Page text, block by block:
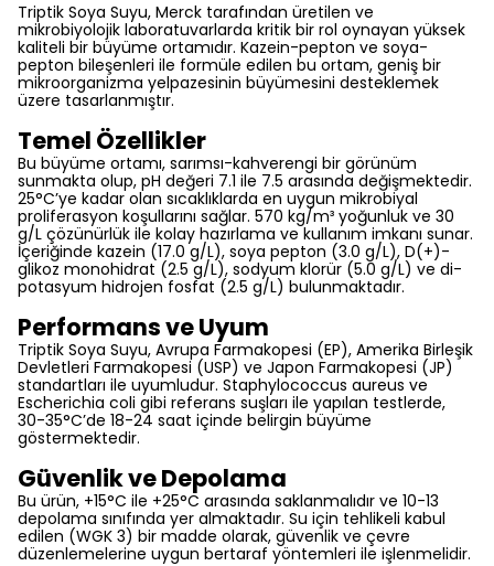
Triptik Soya Suyu, Merck tarafından üretilen ve
mikrobiyolojik laboratuvarlarda kritik bir rol oynayan yüksek
kaliteli bir büyüme ortamıdır. Kazein-pepton ve soya-
pepton bileşenleri ile formüle edilen bu ortam, geniş bir
mikroorganizma yelpazesinin büyümesini desteklemek
üzere tasarlanmıştır.
Temel Özellikler
Bu büyüme ortamı, sarımsı-kahverengi bir görünüm
sunmakta olup, pH değeri 7.1 ile 7.5 arasında değişmektedir.
25°C’ye kadar olan sıcaklıklarda en uygun mikrobiyal
proliferasyon koşullarını sağlar. 570 kg/m³ yoğunluk ve 30
g/L çözünürlük ile kolay hazırlama ve kullanım imkanı sunar.
İçeriğinde kazein (17.0 g/L), soya pepton (3.0 g/L), D(+)-
glikoz monohidrat (2.5 g/L), sodyum klorür (5.0 g/L) ve di-
potasyum hidrojen fosfat (2.5 g/L) bulunmaktadır.
Performans ve Uyum
Triptik Soya Suyu, Avrupa Farmakopesi (EP), Amerika Birleşik
Devletleri Farmakopesi (USP) ve Japon Farmakopesi (JP)
standartları ile uyumludur. Staphylococcus aureus ve
Escherichia coli gibi referans suşları ile yapılan testlerde,
30-35°C’de 18-24 saat içinde belirgin büyüme
göstermektedir.
Güvenlik ve Depolama
Bu ürün, +15°C ile +25°C arasında saklanmalıdır ve 10-13
depolama sınıfında yer almaktadır. Su için tehlikeli kabul
edilen (WGK 3) bir madde olarak, güvenlik ve çevre
düzenlemelerine uygun bertaraf yöntemleri ile işlenmelidir.